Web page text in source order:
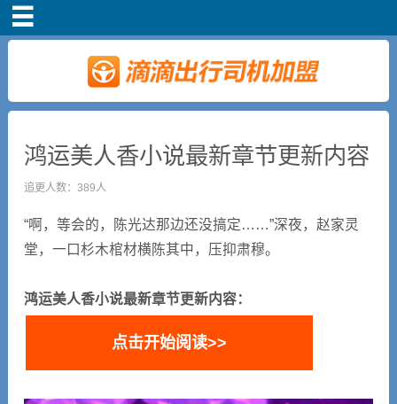
车主注册
补贴政策
司机端下载
小说短剧
鸿运美人香小说最新章节更新内容
追更人数：389人
“啊，等会的，陈光达那边还没搞定……”深夜，赵家灵
堂，一口杉木棺材横陈其中，压抑肃穆。
鸿运美人香小说最新章节更新内容：
点击开始阅读>>